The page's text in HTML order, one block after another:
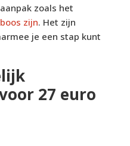
zoals het
zijn. Het zijn
je een stap kunt
27 euro